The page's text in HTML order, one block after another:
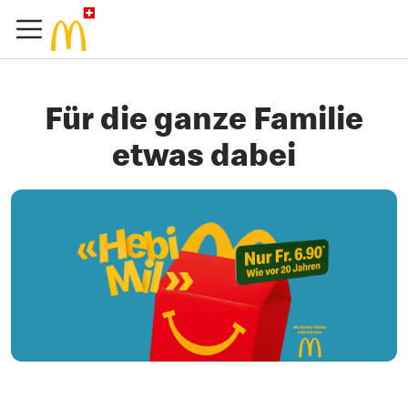
Für die ganze Familie
etwas dabei